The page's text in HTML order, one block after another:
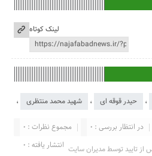
لینک کوتاه
، حیدر قوقه ای ، شهید محمد منتظری
،
مجموع نظرات : 0
در انتظار بررسی : 0
انتشار یافته : 0 تایید توسط مدیران سایت